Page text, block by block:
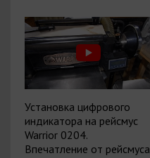
Установка цифрового
индикатора на рейсмус
Warrior 0204.
Впечатление от рейсмуса